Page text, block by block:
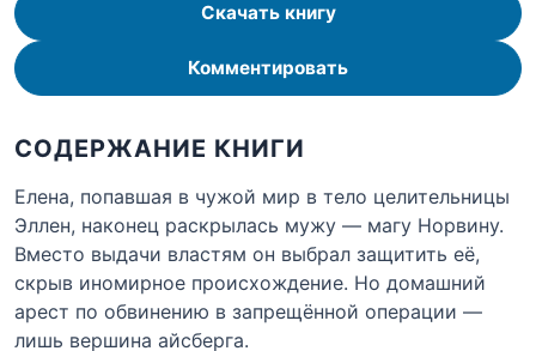
Скачать книгу
Комментировать
СОДЕРЖАНИЕ КНИГИ
Елена, попавшая в чужой мир в тело целительницы
Эллен, наконец раскрылась мужу — магу Норвину.
Вместо выдачи властям он выбрал защитить её,
скрыв иномирное происхождение. Но домашний
арест по обвинению в запрещённой операции —
лишь вершина айсберга.